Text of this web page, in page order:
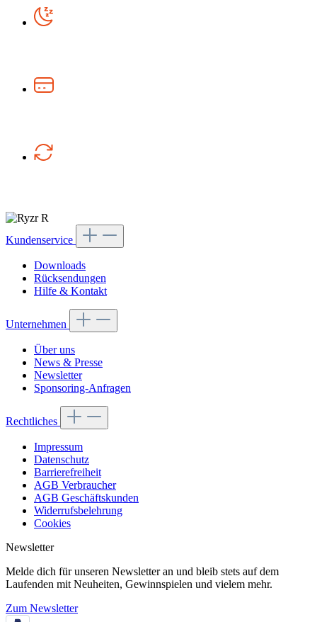
Kundenservice
Downloads
Rücksendungen
Hilfe & Kontakt
Unternehmen
Über uns
News & Presse
Newsletter
Sponsoring-Anfragen
Rechtliches
Impressum
Datenschutz
Barrierefreiheit
AGB Verbraucher
AGB Geschäftskunden
Widerrufsbelehrung
Cookies
Newsletter
Melde dich für unseren Newsletter an und bleib stets auf dem
Laufenden mit Neuheiten, Gewinnspielen und vielem mehr.
Zum Newsletter